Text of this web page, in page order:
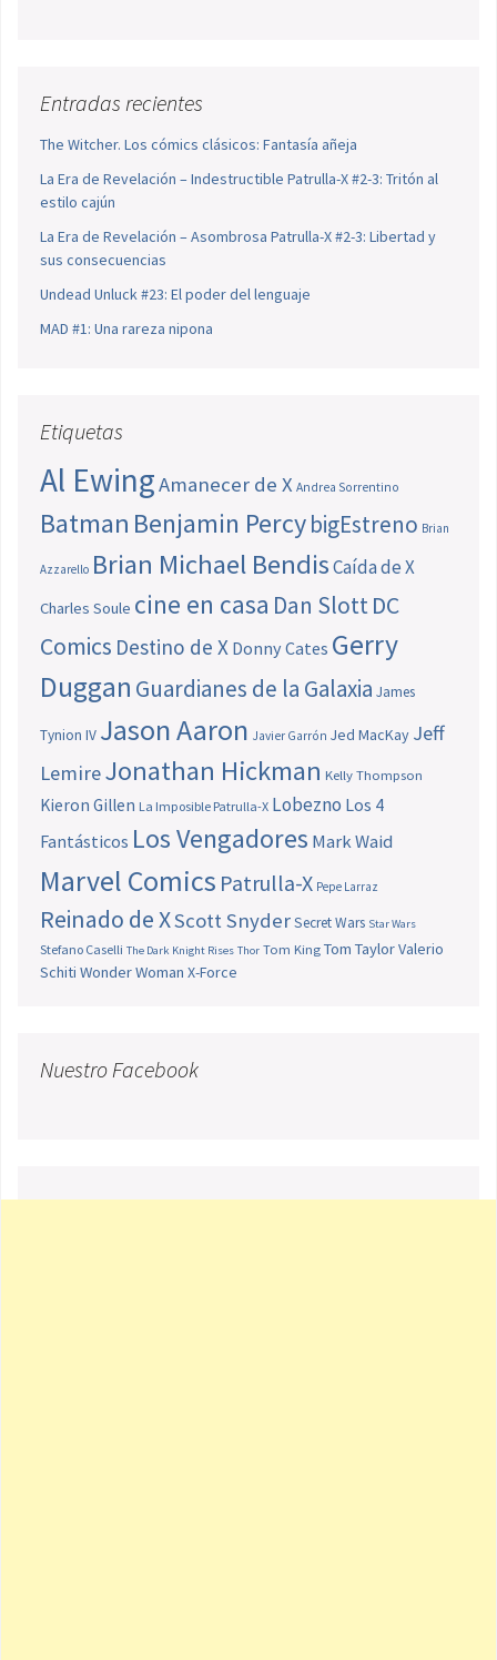
Entradas recientes
The Witcher. Los cómics clásicos: Fantasía añeja
La Era de Revelación – Indestructible Patrulla-X #2-3: Tritón al
estilo cajún
La Era de Revelación – Asombrosa Patrulla-X #2-3: Libertad y
sus consecuencias
Undead Unluck #23: El poder del lenguaje
MAD #1: Una rareza nipona
Etiquetas
Al EwingAmanecer de X Andrea Sorrentino
Batman Benjamin PercybigEstreno Brian
Azzarello Brian Michael BendisCaída de X
Charles Soule cine en casa Dan SlottDC
Comics Destino de X Donny Cates Gerry
Duggan Guardianes de la Galaxia James
Tynion IV Jason Aaron Javier Garrón Jed MacKay Jeff
LemireJonathan Hickman Kelly Thompson
Kieron Gillen La Imposible Patrulla-X Lobezno Los 4
Fantásticos Los Vengadores Mark Waid
Marvel Comics Patrulla-X Pepe Larraz
Reinado de XScott SnyderSecret Wars Star Wars
Stefano Caselli The Dark Knight Rises Thor Tom King Tom TaylorValerio
Schiti Wonder Woman X-Force
Nuestro Facebook